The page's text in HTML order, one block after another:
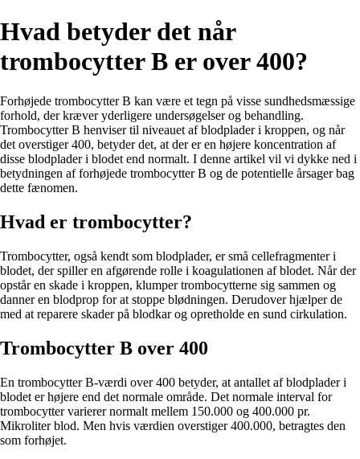
Hvad betyder det når
trombocytter B er over 400?
Forhøjede trombocytter B kan være et tegn på visse sundhedsmæssige
forhold, der kræver yderligere undersøgelser og behandling.
Trombocytter B henviser til niveauet af blodplader i kroppen, og når
det overstiger 400, betyder det, at der er en højere koncentration af
disse blodplader i blodet end normalt. I denne artikel vil vi dykke ned i
betydningen af ​​forhøjede trombocytter B og de potentielle årsager bag
dette fænomen.
Hvad er trombocytter?
Trombocytter, også kendt som blodplader, er små cellefragmenter i
blodet, der spiller en afgørende rolle i koagulationen af ​​blodet. Når der
opstår en skade i kroppen, klumper trombocytterne sig sammen og
danner en blodprop for at stoppe blødningen. Derudover hjælper de
med at reparere skader på blodkar og opretholde en sund cirkulation.
Trombocytter B over 400
En trombocytter B-værdi over 400 betyder, at antallet af blodplader i
blodet er højere end det normale område. Det normale interval for
trombocytter varierer normalt mellem 150.000 og 400.000 pr.
Mikroliter blod. Men hvis værdien overstiger 400.000, betragtes den
som forhøjet.